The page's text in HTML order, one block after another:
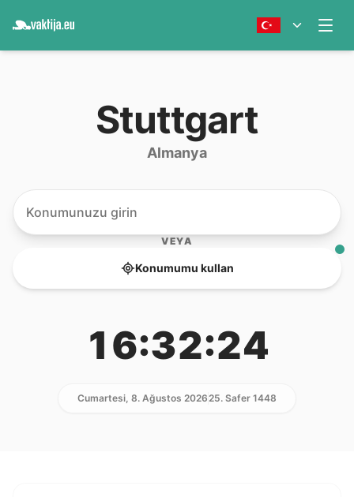
Stuttgart
Almanya
VEYA
Konumumu kullan
16:32:24
Cumartesi, 8. Ağustos 202625. Safer 1448